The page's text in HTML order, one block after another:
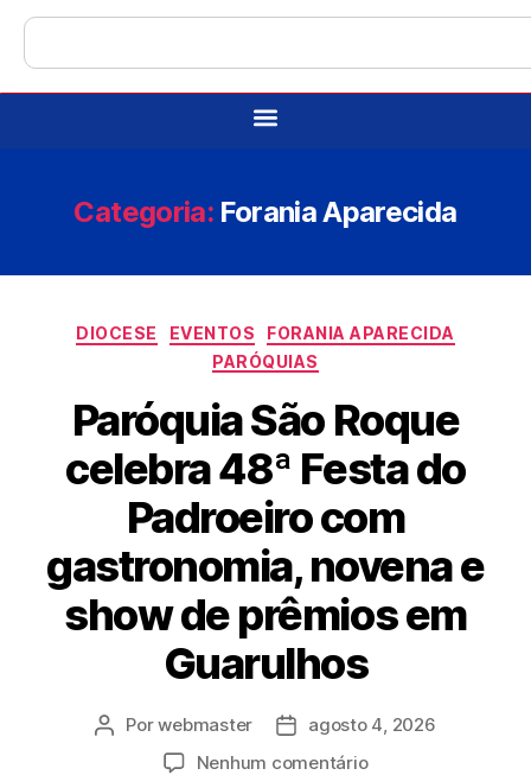
Categoria: Forania Aparecida
DIOCESE EVENTOS
FORANIA APARECIDA
PARÓQUIAS
Paróquia São Roque
celebra 48ª Festa do
Padroeiro com
gastronomia, novena e
show de prêmios em
Guarulhos
Porwebmaster
agosto 4, 2026
Nenhum comentário